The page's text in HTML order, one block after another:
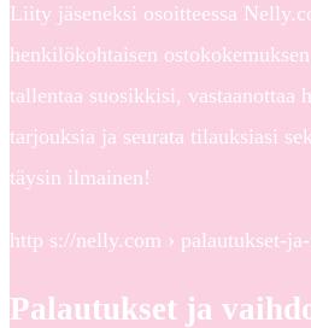
Liity jäseneksi osoitteessa
henkilökohtaisen
tallentaa suosikkisi, vastaanottaa
tarjouksia ja seurata tilauksiasi
täysin ilmainen!
http s://nelly.com › palautukset-
Palautukset ja